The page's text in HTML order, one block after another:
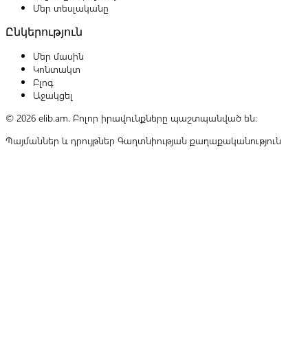
Մեր տեսլականը
Ընկերություն
Մեր մասին
Կոնտակտ
Բլոգ
Աջակցել
© 2026 elib.am. Բոլոր իրավունքները պաշտպանված են:
Պայմաններ և դրույթներ Գաղտնիության քաղաքականություն